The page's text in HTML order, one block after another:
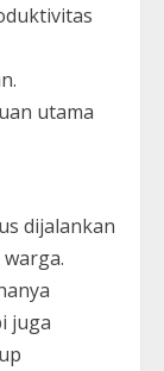
utama
dijalankan
juga